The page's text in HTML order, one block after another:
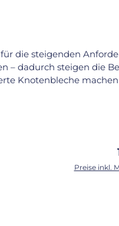
die steigenden
– dadurch steigen die
Knotenbleche
Preise inkl.